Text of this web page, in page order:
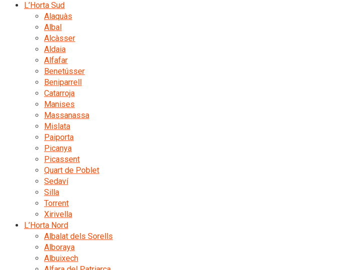
L’Horta Sud
Alaquàs
Albal
Alcàsser
Aldaia
Alfafar
Benetússer
Beniparrell
Catarroja
Manises
Massanassa
Mislata
Paiporta
Picanya
Picassent
Quart de Poblet
Sedaví
Silla
Torrent
Xirivella
L’Horta Nord
Albalat dels Sorells
Alboraya
Albuixech